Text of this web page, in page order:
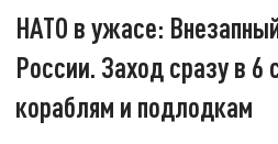
НАТО в ужасе:
России. Заход сразу в 6
кораблям и подлодкам